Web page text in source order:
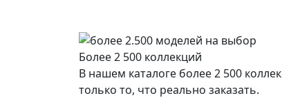
Более 2 500 коллекций
В нашем каталоге более 2 500
только то, что реально заказать.